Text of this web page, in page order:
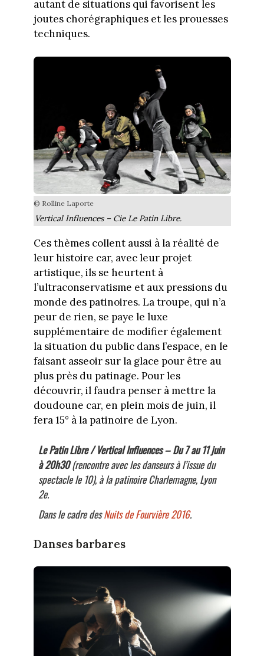
autant de situations qui favorisent les
joutes chorégraphiques et les prouesses
techniques.
© Rolline Laporte
Vertical Influences – Cie Le Patin Libre.
Ces thèmes collent aussi à la réalité de
leur histoire car, avec leur projet
artistique, ils se heurtent à
l’ultraconservatisme et aux pressions du
monde des patinoires. La troupe, qui n’a
peur de rien, se paye le luxe
supplémentaire de modifier également
la situation du public dans l’espace, en le
faisant asseoir sur la glace pour être au
plus près du patinage. Pour les
découvrir, il faudra penser à mettre la
doudoune car, en plein mois de juin, il
fera 15° à la patinoire de Lyon.
Le Patin Libre / Vertical Influences –Du 7 au 11 juin
à 20h30(rencontre avec les danseurs à l’issue du
spectacle le 10), à la patinoire Charlemagne, Lyon
2e.
Dans le cadre desNuits de Fourvière 2016.
Danses barbares